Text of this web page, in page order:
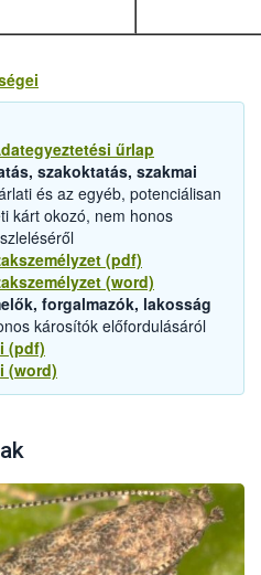
űrlap
szakoktatás, szakmai
és az egyéb, potenciálisan
kárt okozó, nem honos
(pdf)
(word)
forgalmazók, lakosság
károsítók előfordulásáról
(pdf)
(word)